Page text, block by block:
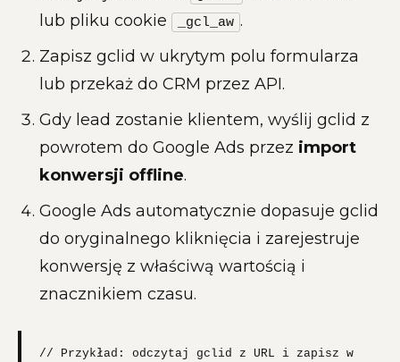
lub pliku cookie
_gcl_aw .
Zapisz gclid w ukrytym polu formularza
lub przekaż do CRM przez API.
Gdy lead zostanie klientem, wyślij gclid z
powrotem do Google Ads przez import
konwersji offline.
Google Ads automatycznie dopasuje gclid
do oryginalnego kliknięcia i zarejestruje
konwersję z właściwą wartością i
znacznikiem czasu.
// Przykład: odczytaj gclid z URL i zapisz w